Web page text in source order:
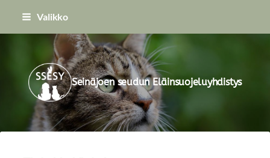
Siirry
Valikko
Seinäjoen seudun Eläinsuojeluyhdistys